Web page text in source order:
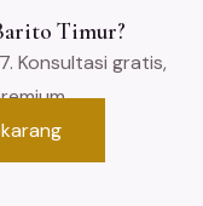
Timur?
Konsultasi gratis,